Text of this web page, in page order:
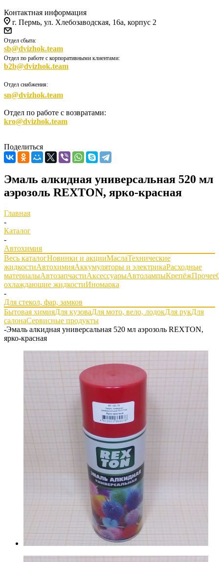
Контактная информация
г. Пермь, ул. Хлебозаводская, 16а, корпус 2
Отдел сбыта:
sb@dvizhok.team
Отдел по работе с корпоративными клиентами:
b2b@dvizhok.team
Отдел снабжения:
sn@dvizhok.team
Отдел по работе с возвратами:
kro@dvizhok.team
Поделиться
Эмаль алкидная универсальная 520 мл
аэрозоль REXTON, ярко-красная
Главная
-
Каталог
-
Автохимия
Весь каталогНовинки и акцииМаслаТехнические
жидкостиАвтохимияАккумуляторы и электрикаРасходные
материалыАвтозапчастиАксессуарыАвтолампыКрепёжПрочее
охлаждающие жидкостиИномарка
-
Для стекол, фар, замков
Бытовая химияДля кузоваДля мото, вело, лодокДля рукДля
салонаСервисные продукты
-Эмаль алкидная универсальная 520 мл аэрозоль REXTON,
ярко-красная